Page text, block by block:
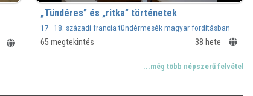
„Tündéres” és „ritka” történetek
17–18. századi francia tündérmesék magyar fordításban
65 megtekintés 38 hete
...még több népszerű felvétel